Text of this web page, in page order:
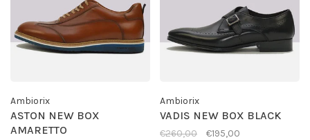
Ambiorix
ASTON NEW BOX
AMARETTO
Ambiorix
VADIS NEW BOX BLACK
€260,00 €195,00